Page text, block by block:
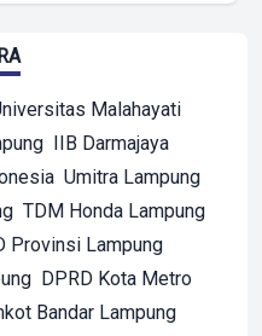
Malahayati
IIB Darmajaya
Umitra Lampung
TDM Honda Lampung
Provinsi Lampung
DPRD Kota Metro
Bandar Lampung